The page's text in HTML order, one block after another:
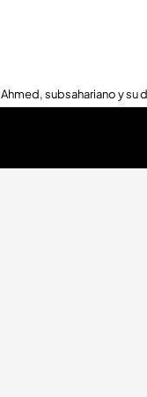
Ahmed, subsahariano y su